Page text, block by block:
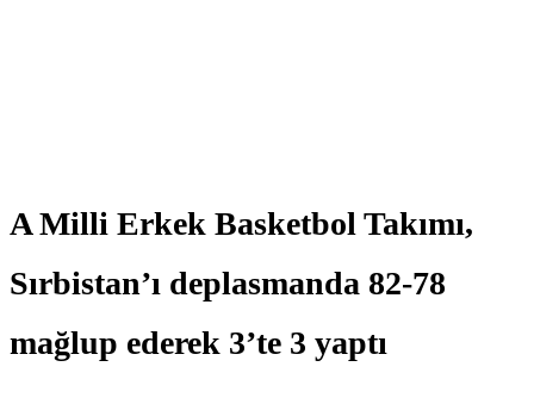
A Milli Erkek Basketbol Takımı,
Sırbistan’ı deplasmanda 82-78
mağlup ederek 3’te 3 yaptı